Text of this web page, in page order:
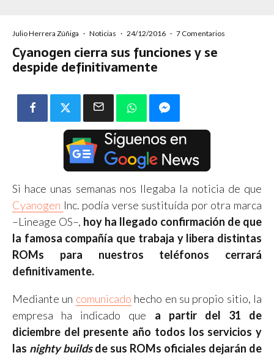
Julio Herrera Zúñiga · Noticias · 24/12/2016 · 7 Comentarios
Cyanogen cierra sus funciones y se
despide definitivamente
Si hace unas semanas nos llegaba la noticia de que
Cyanogen Inc. podía verse sustituída por otra marca
–Lineage OS–, hoy ha llegado confirmación de que
la famosa compañía que trabaja y libera distintas
ROMs para nuestros teléfonos cerrará
definitivamente.
Mediante un comunicado hecho en su propio sitio, la
empresa ha indicado que a partir del 31 de
diciembre del presente año todos los servicios y
las nighty buildsde sus ROMs oficiales dejarán de